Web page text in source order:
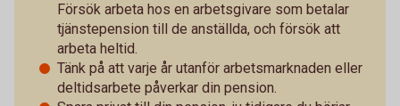
Försök arbeta hos en arbetsgivare som betalar
tjänstepension till de anställda, och försök att
arbeta heltid.
Tänk på att varje år utanför arbetsmarknaden eller
deltidsarbete påverkar din pension.